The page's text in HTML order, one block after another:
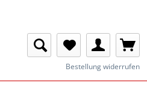
Bestellung widerrufen